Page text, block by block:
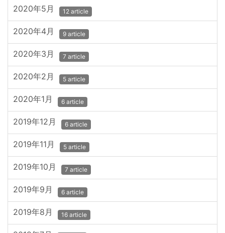
2020年5月 12 article
2020年4月 9 article
2020年3月 7 article
2020年2月 5 article
2020年1月 6 article
2019年12月 6 article
2019年11月 5 article
2019年10月 7 article
2019年9月 6 article
2019年8月 16 article